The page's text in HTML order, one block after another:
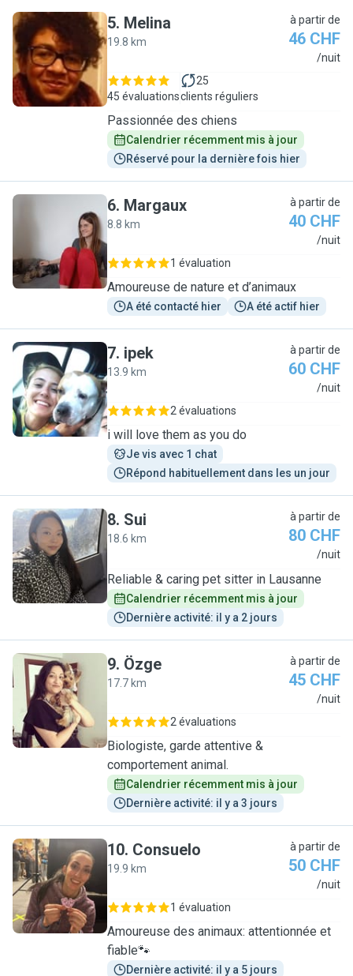
M
5. Melina
19.8 km
à partir de
46 CHF
/nuit
45 évaluations
25
clients réguliers
Passionnée des chiens
Calendrier récemment mis à jour
Réservé pour la dernière fois hier
M
6. Margaux
8.8 km
à partir de
40 CHF
/nuit
1 évaluation
Amoureuse de nature et d’animaux
A été contacté hier A été actif hier
I
7. ipek
13.9 km
à partir de
60 CHF
/nuit
2 évaluations
i will love them as you do
Je vis avec 1 chat
Répond habituellement dans les un jour
S
8. Sui
18.6 km
à partir de
80 CHF
/nuit
Reliable & caring pet sitter in Lausanne
Calendrier récemment mis à jour
Dernière activité: il y a 2 jours
Ö
9. Özge
17.7 km
à partir de
45 CHF
/nuit
2 évaluations
Biologiste, garde attentive &
comportement animal.
Calendrier récemment mis à jour
Dernière activité: il y a 3 jours
C
10. Consuelo
19.9 km
à partir de
50 CHF
/nuit
1 évaluation
Amoureuse des animaux: attentionnée et
fiable🐾
Dernière activité: il y a 5 jours